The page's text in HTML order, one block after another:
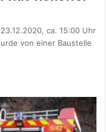
ca. 15:00 Uhr
von einer Baustelle